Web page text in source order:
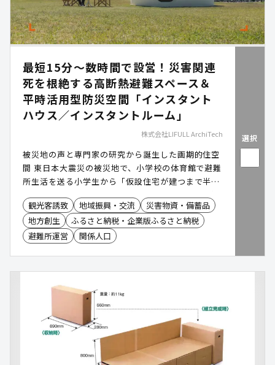
最短15分〜数時間で設営！災害関連
死を根絶する高断熱避難スペース＆
平時活用型防災空間「インスタント
ハウス／インスタントルーム」
株式会社LIFULL ArchiTech
被災地の声と専門家の研究から誕生した画期的住空
間 東日本大震災の被災地で、小学校の体育館で避難
所生活を送る小学生から「仮設住宅が建つまで半
年〜1年もかかる。こんなに寒い集団生活を長く続
けるなんて考えられない。もっと早く建てられない
のかな」という一言を契機に研究が開始された革新
的な空間ソリューションです。名古屋工業大学・大
た。 コストとスペースを無駄にしない「フェーズフ
リー運用モデル」 従来の防災備蓄品や仮設施設は
「使われない平時の維持保管料や場所代」が大きな
自治体負担でした。本サービスは、平時に民間事業
者(指定管理者など)がグランピング、公園施設、観
光休憩所、イベントブース、防災備蓄倉庫として有
効活用し、災害時には「災害連携協定」等を通じて
観光客誘致 地域振興・交流
災害物資・備蓄品
地方創生
ふるさと納税・企業版ふるさと納税
避難所運営
関係人口
選択